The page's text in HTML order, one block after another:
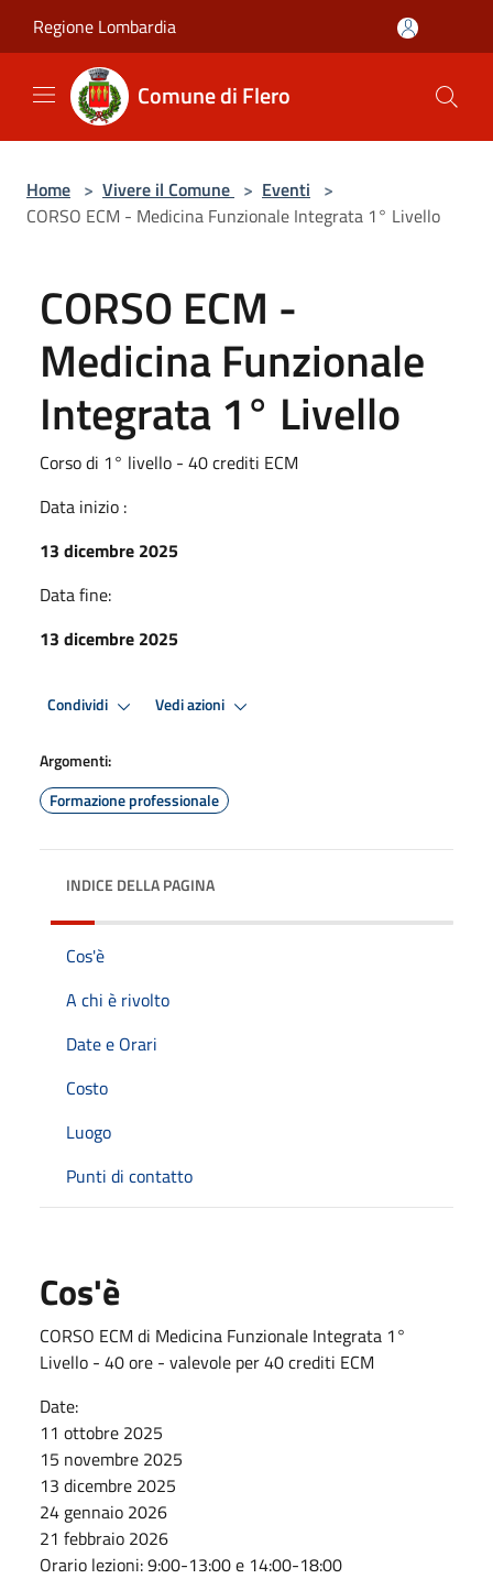
Regione Lombardia
Comune di Flero
Home > Vivere il Comune > Eventi >
CORSO ECM - Medicina Funzionale Integrata 1° Livello
CORSO ECM -
Medicina Funzionale
Integrata 1° Livello
Corso di 1° livello - 40 crediti ECM
Data inizio :
13 dicembre 2025
Data fine:
13 dicembre 2025
Condividi Vedi azioni
Argomenti:
Formazione professionale
INDICE DELLA PAGINA
Cos'è
A chi è rivolto
Date e Orari
Costo
Luogo
Punti di contatto
Cos'è
CORSO ECM di Medicina Funzionale Integrata 1°
Livello - 40 ore - valevole per 40 crediti ECM
Date:
11 ottobre 2025
15 novembre 2025
13 dicembre 2025
24 gennaio 2026
21 febbraio 2026
Orario lezioni: 9:00-13:00 e 14:00-18:00